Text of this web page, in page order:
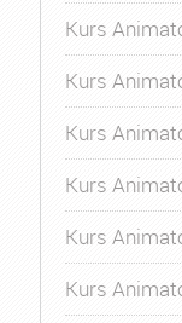
Kurs
Kurs
Kurs
Kurs
Kurs
Kurs